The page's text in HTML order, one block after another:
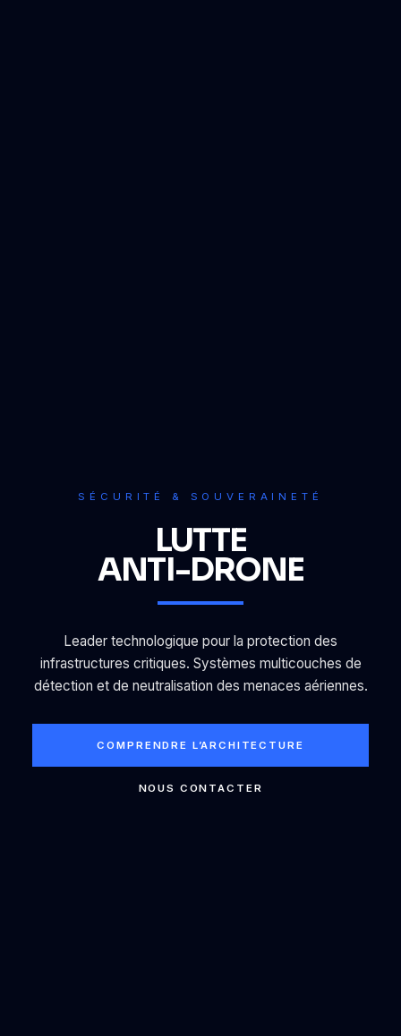
SÉCURITÉ & SOUVERAINETÉ
LUTTE
ANTI-DRONE
Leader technologique pour la protection des
infrastructures critiques. Systèmes multicouches de
détection et de neutralisation des menaces aériennes.
COMPRENDRE L’ARCHITECTURE
NOUS CONTACTER